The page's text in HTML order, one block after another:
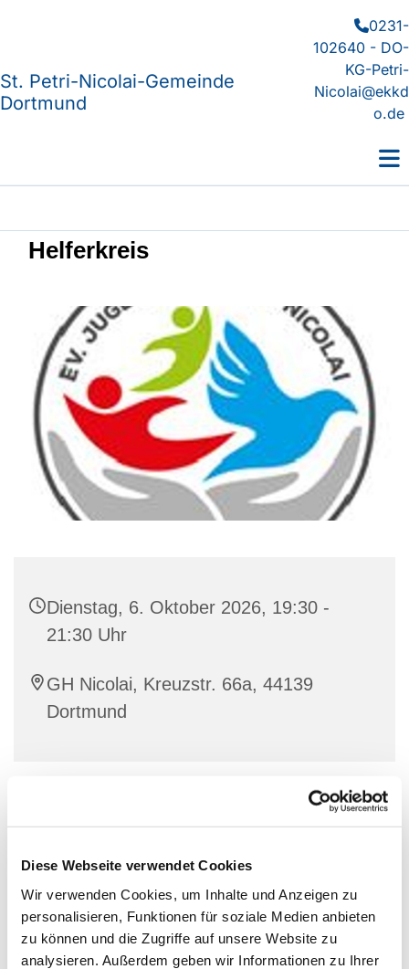
Diese Webseite verwendet Cookies
Wir verwenden Cookies, um Inhalte und Anzeigen zu
personalisieren, Funktionen für soziale Medien anbieten
zu können und die Zugriffe auf unsere Website zu
analysieren. Außerdem geben wir Informationen zu Ihrer
St. Petri-Nicolai-Gemeinde
Dortmund
0231-
102640 - DO-
KG-Petri-
Nicolai@ekkd
o.de
Helferkreis
Dienstag, 6. Oktober 2026, 19:30 -
21:30 Uhr
GH Nicolai, Kreuzstr. 66a, 44139
Dortmund